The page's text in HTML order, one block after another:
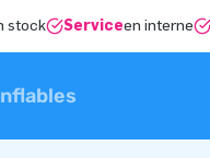
stock Serviceen interne